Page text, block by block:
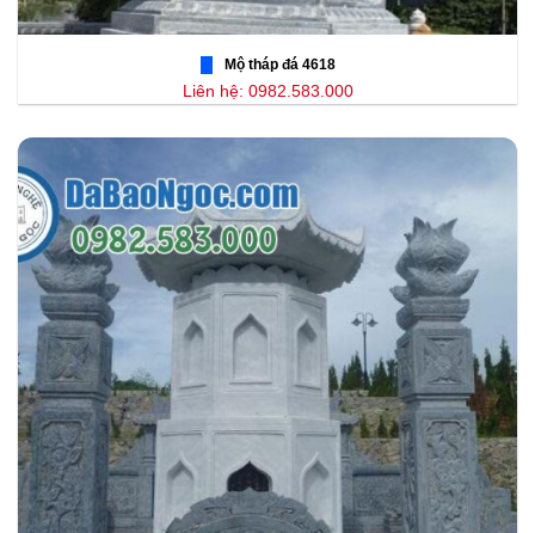
Mộ tháp đá 4618
Liên hệ: 0982.583.000